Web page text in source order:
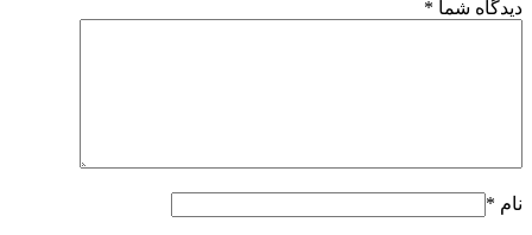
دیدگاه شما *
نام *